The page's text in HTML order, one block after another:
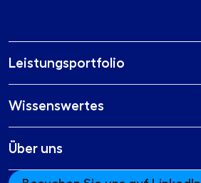
Leistungsportfolio
Wissenswertes
Über uns